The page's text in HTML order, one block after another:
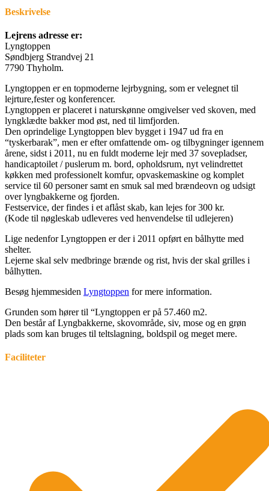
Beskrivelse
Lejrens adresse er:
Lyngtoppen
Søndbjerg Strandvej 21
7790 Thyholm.
Lyngtoppen er en topmoderne lejrbygning, som er velegnet til
lejrture,fester og konferencer.
Lyngtoppen er placeret i naturskønne omgivelser ved skoven, med
lyngklædte bakker mod øst, ned til limfjorden.
Den oprindelige Lyngtoppen blev bygget i 1947 ud fra en
“tyskerbarak”, men er efter omfattende om- og tilbygninger igennem
årene, sidst i 2011, nu en fuldt moderne lejr med 37 sovepladser,
handicaptoilet / puslerum m. bord, opholdsrum, nyt velindrettet
køkken med professionelt komfur, opvaskemaskine og komplet
service til 60 personer samt en smuk sal med brændeovn og udsigt
over lyngbakkerne og fjorden.
Festservice, der findes i et aflåst skab, kan lejes for 300 kr.
(Kode til nøgleskab udleveres ved henvendelse til udlejeren)
Lige nedenfor Lyngtoppen er der i 2011 opført en bålhytte med
shelter.
Lejerne skal selv medbringe brænde og rist, hvis der skal grilles i
bålhytten.
Besøg hjemmesiden Lyngtoppen for mere information.
Grunden som hører til “Lyngtoppen er på 57.460 m2.
Den består af Lyngbakkerne, skovområde, siv, mose og en grøn
plads som kan bruges til teltslagning, boldspil og meget mere.
Faciliteter